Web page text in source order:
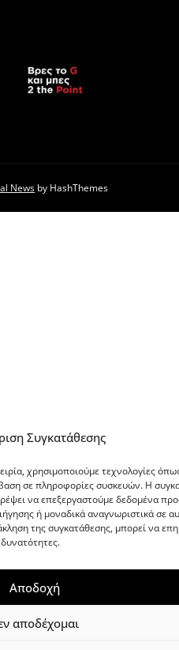
Συγκατάθεσης
χρησιμοποιούμε τεχνολογίες
σε πληροφορίες συσκευών. Η
να επεξεργαστούμε δεδομένα
ή μοναδικά αναγνωριστικά σε
της συγκατάθεσης, μπορεί να
δυνατότητες.
Αποδοχή
αποδέχομαι
News by HashThemes